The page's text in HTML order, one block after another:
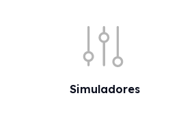
Simuladores